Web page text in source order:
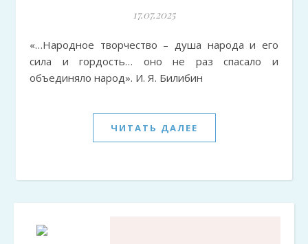
17.07.2025
«…Народное творчество – душа народа и его
сила и гордость… оно не раз спасало и
объединяло народ». И. Я. Билибин
ЧИТАТЬ ДАЛЕЕ